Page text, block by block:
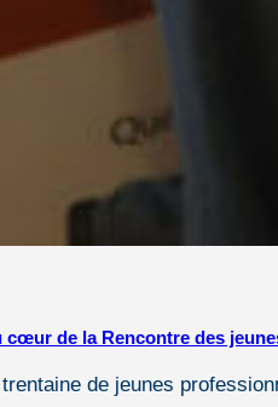
cœur de la Rencontre des
trentaine de jeunes